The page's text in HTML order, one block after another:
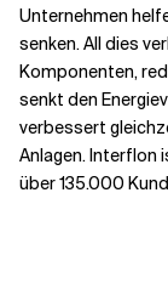
Unternehmen
senken. All dies
Komponenten,
senkt den
verbessert
Anlagen. Interflon
über 135.000